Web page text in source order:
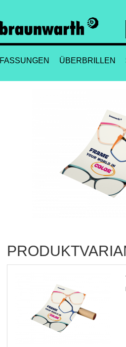
FASSUNGEN ÜBERBRILLEN